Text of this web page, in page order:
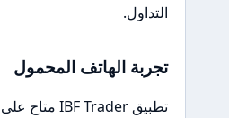
التداول.
تجربة الهاتف المحمول